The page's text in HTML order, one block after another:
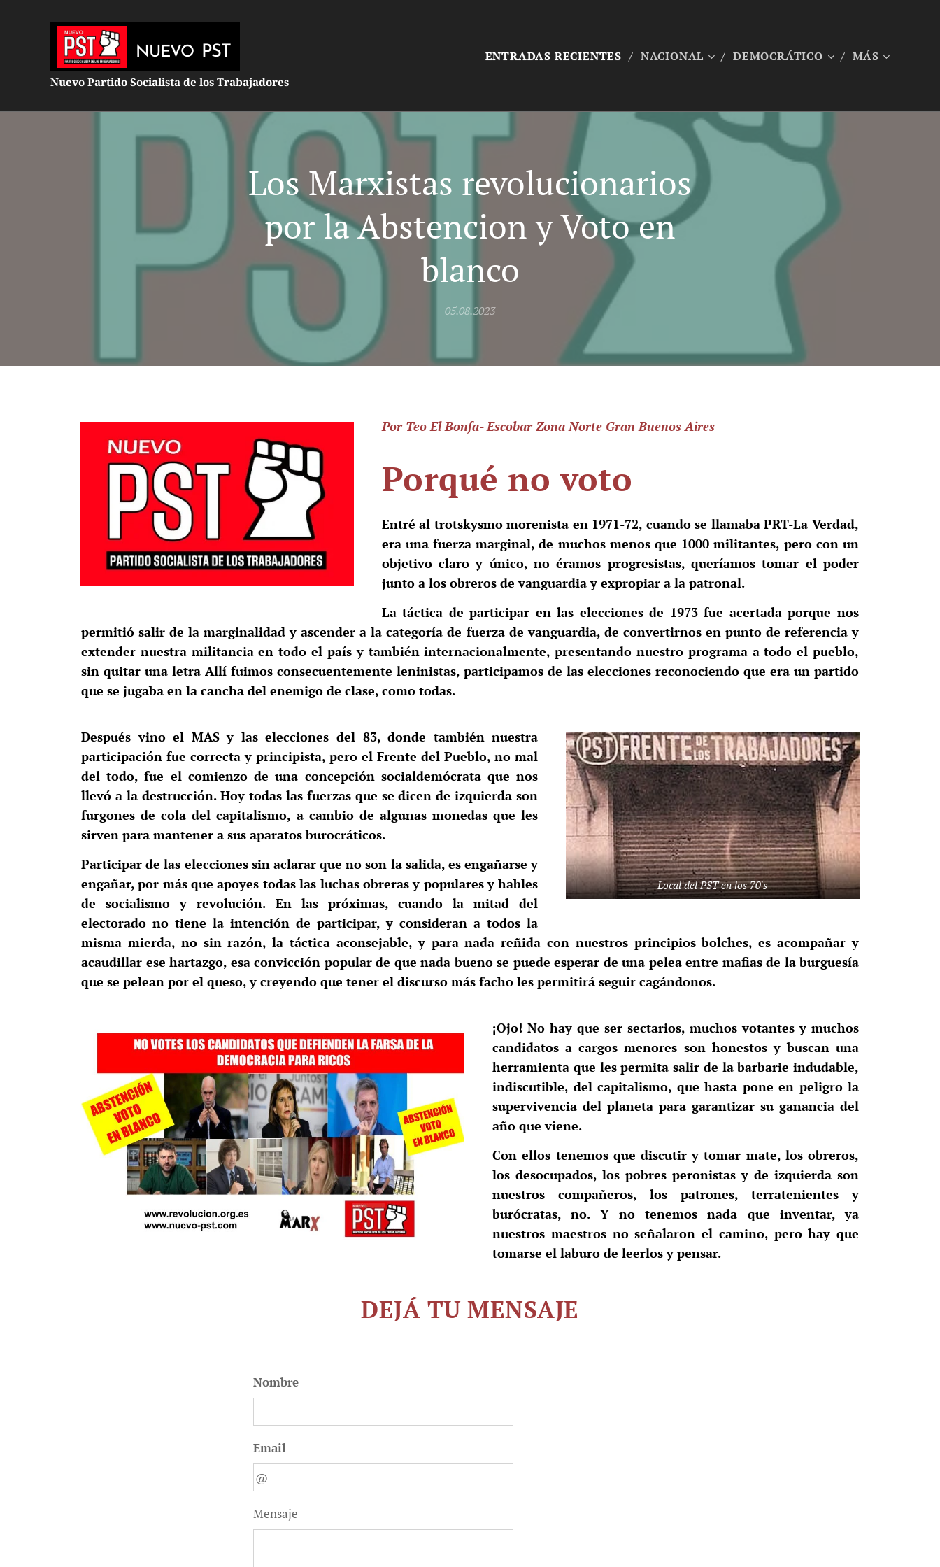
NUEVO PST
Nuevo Partido Socialista de los Trabajadores
ENTRADAS RECIENTES NACIONAL DEMOCRÁTICO MÁS
Los Marxistas revolucionarios
por la Abstencion y Voto en
blanco
05.08.2023
Por Teo El Bonfa- Escobar Zona Norte Gran Buenos Aires
Porqué no voto
Entré al trotskysmo morenista en 1971-72, cuando se llamaba PRT-La Verdad,
era una fuerza marginal, de muchos menos que 1000 militantes, pero con un
objetivo claro y único, no éramos progresistas, queríamos tomar el poder
junto a los obreros de vanguardia y expropiar a la patronal.
La táctica de participar en las elecciones de 1973 fue acertada porque nos
permitió salir de la marginalidad y ascender a la categoría de fuerza de vanguardia, de convertirnos en punto de referencia y
extender nuestra militancia en todo el país y también internacionalmente, presentando nuestro programa a todo el pueblo,
sin quitar una letra Allí fuimos consecuentemente leninistas, participamos de las elecciones reconociendo que era un partido
que se jugaba en la cancha del enemigo de clase, como todas.
Local del PST en los 70's
Después vino el MAS y las elecciones del 83, donde también nuestra
participación fue correcta y principista, pero el Frente del Pueblo, no mal
del todo, fue el comienzo de una concepción socialdemócrata que nos
llevó a la destrucción. Hoy todas las fuerzas que se dicen de izquierda son
furgones de cola del capitalismo, a cambio de algunas monedas que les
sirven para mantener a sus aparatos burocráticos.
Participar de las elecciones sin aclarar que no son la salida, es engañarse y
engañar, por más que apoyes todas las luchas obreras y populares y hables
de socialismo y revolución. En las próximas, cuando la mitad del
electorado no tiene la intención de participar, y consideran a todos la
misma mierda, no sin razón, la táctica aconsejable, y para nada reñida con nuestros principios bolches, es acompañar y
acaudillar ese hartazgo, esa convicción popular de que nada bueno se puede esperar de una pelea entre mafias de la burguesía
que se pelean por el queso, y creyendo que tener el discurso más facho les permitirá seguir cagándonos.
¡Ojo! No hay que ser sectarios, muchos votantes y muchos
candidatos a cargos menores son honestos y buscan una
herramienta que les permita salir de la barbarie indudable,
indiscutible, del capitalismo, que hasta pone en peligro la
supervivencia del planeta para garantizar su ganancia del
año que viene.
Con ellos tenemos que discutir y tomar mate, los obreros,
los desocupados, los pobres peronistas y de izquierda son
nuestros compañeros, los patrones, terratenientes y
burócratas, no. Y no tenemos nada que inventar, ya
nuestros maestros no señalaron el camino, pero hay que
tomarse el laburo de leerlos y pensar.
DEJÁ TU MENSAJE
Nombre
Email
Mensaje